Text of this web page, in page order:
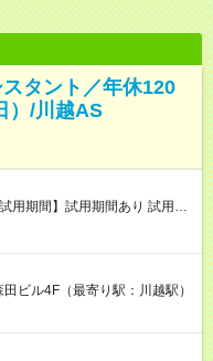
スタント／年休120
）/川越AS
本採用時と同じです。
ビル4F（最寄り駅：川越駅）